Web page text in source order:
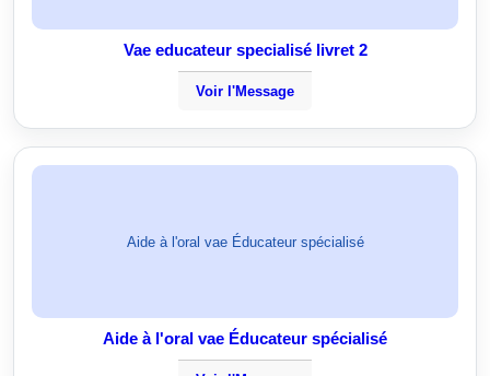
Vae educateur specialisé livret 2
Voir l'Message
Aide à l'oral vae Éducateur spécialisé
Aide à l'oral vae Éducateur spécialisé